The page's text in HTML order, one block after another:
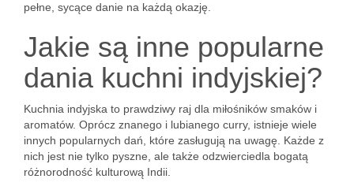
pełne, sycące danie na każdą okazję.
Jakie są inne popularne
dania kuchni indyjskiej?
Kuchnia indyjska to prawdziwy raj dla miłośników smaków i
aromatów. Oprócz znanego i lubianego curry, istnieje wiele
innych popularnych dań, które zasługują na uwagę. Każde z
nich jest nie tylko pyszne, ale także odzwierciedla bogatą
różnorodność kulturową Indii.